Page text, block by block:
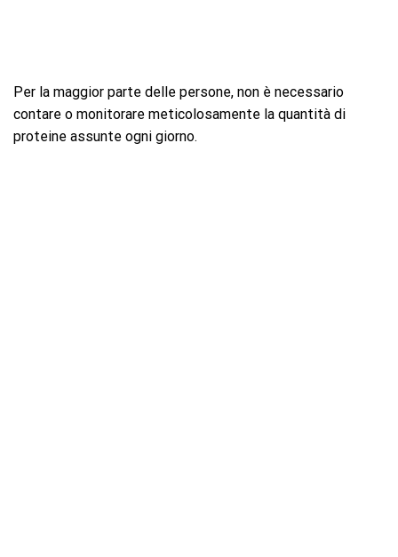
Per la maggior parte delle persone, non è necessario
contare o monitorare meticolosamente la quantità di
proteine ​​assunte ogni giorno.